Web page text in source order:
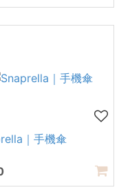
｜手機傘